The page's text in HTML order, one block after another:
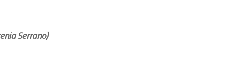
Serrano)